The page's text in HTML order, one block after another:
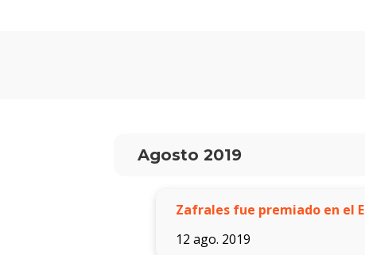
Agosto 2019
Zafrales fue premiado en el
12 ago. 2019